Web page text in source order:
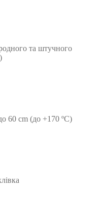
та штучного
60 cm (до +170 ºС)